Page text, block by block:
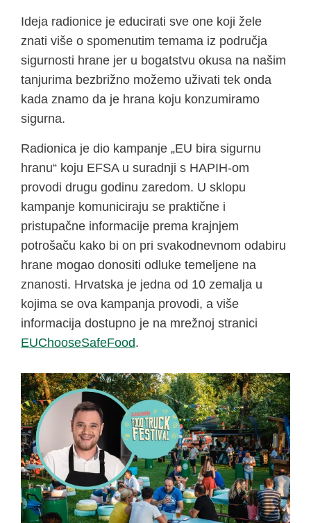
Ideja radionice je educirati sve one koji žele
znati više o spomenutim temama iz područja
sigurnosti hrane jer u bogatstvu okusa na našim
tanjurima bezbrižno možemo uživati tek onda
kada znamo da je hrana koju konzumiramo
sigurna.
Radionica je dio kampanje „EU bira sigurnu
hranu“ koju EFSA u suradnji s HAPIH-om
provodi drugu godinu zaredom. U sklopu
kampanje komuniciraju se praktične i
pristupačne informacije prema krajnjem
potrošaču kako bi on pri svakodnevnom odabiru
hrane mogao donositi odluke temeljene na
znanosti. Hrvatska je jedna od 10 zemalja u
kojima se ova kampanja provodi, a više
informacija dostupno je na mrežnoj stranici
EUChooseSafeFood.